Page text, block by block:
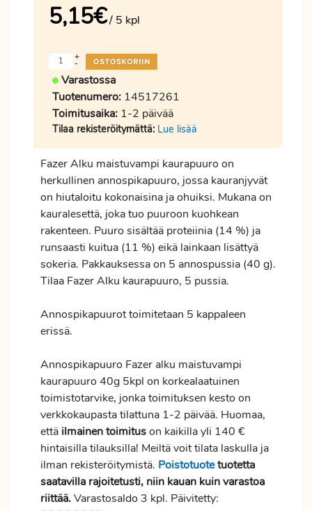
5,15€/ 5 kpl
-
+
Varastossa
Tuotenumero: 14517261
Toimitusaika: 1-2 päivää
Tilaa rekisteröitymättä: Lue lisää
Fazer Alku maistuvampi kaurapuuro on
herkullinen annospikapuuro, jossa kauranjyvät
on hiutaloitu kokonaisina ja ohuiksi. Mukana on
kauralesettä, joka tuo puuroon kuohkean
rakenteen. Puuro sisältää proteiinia (14 %) ja
runsaasti kuitua (11 %) eikä lainkaan lisättyä
sokeria. Pakkauksessa on 5 annospussia (40 g).
Tilaa Fazer Alku kaurapuuro, 5 pussia.
Annospikapuurot toimitetaan 5 kappaleen
erissä.
Annospikapuuro Fazer alku maistuvampi
kaurapuuro 40g 5kpl on korkealaatuinen
toimistotarvike, jonka toimituksen kesto on
verkkokaupasta tilattuna 1-2 päivää. Huomaa,
että ilmainentoimituson kaikilla yli 140 €
hintaisilla tilauksilla! Meiltä voit tilata laskulla ja
ilman rekisteröitymistä. Poistotuotetuotetta
saatavilla rajoitetusti, niin kauan kuin varastoa
riittää.Varastosaldo 3 kpl. Päivitetty: